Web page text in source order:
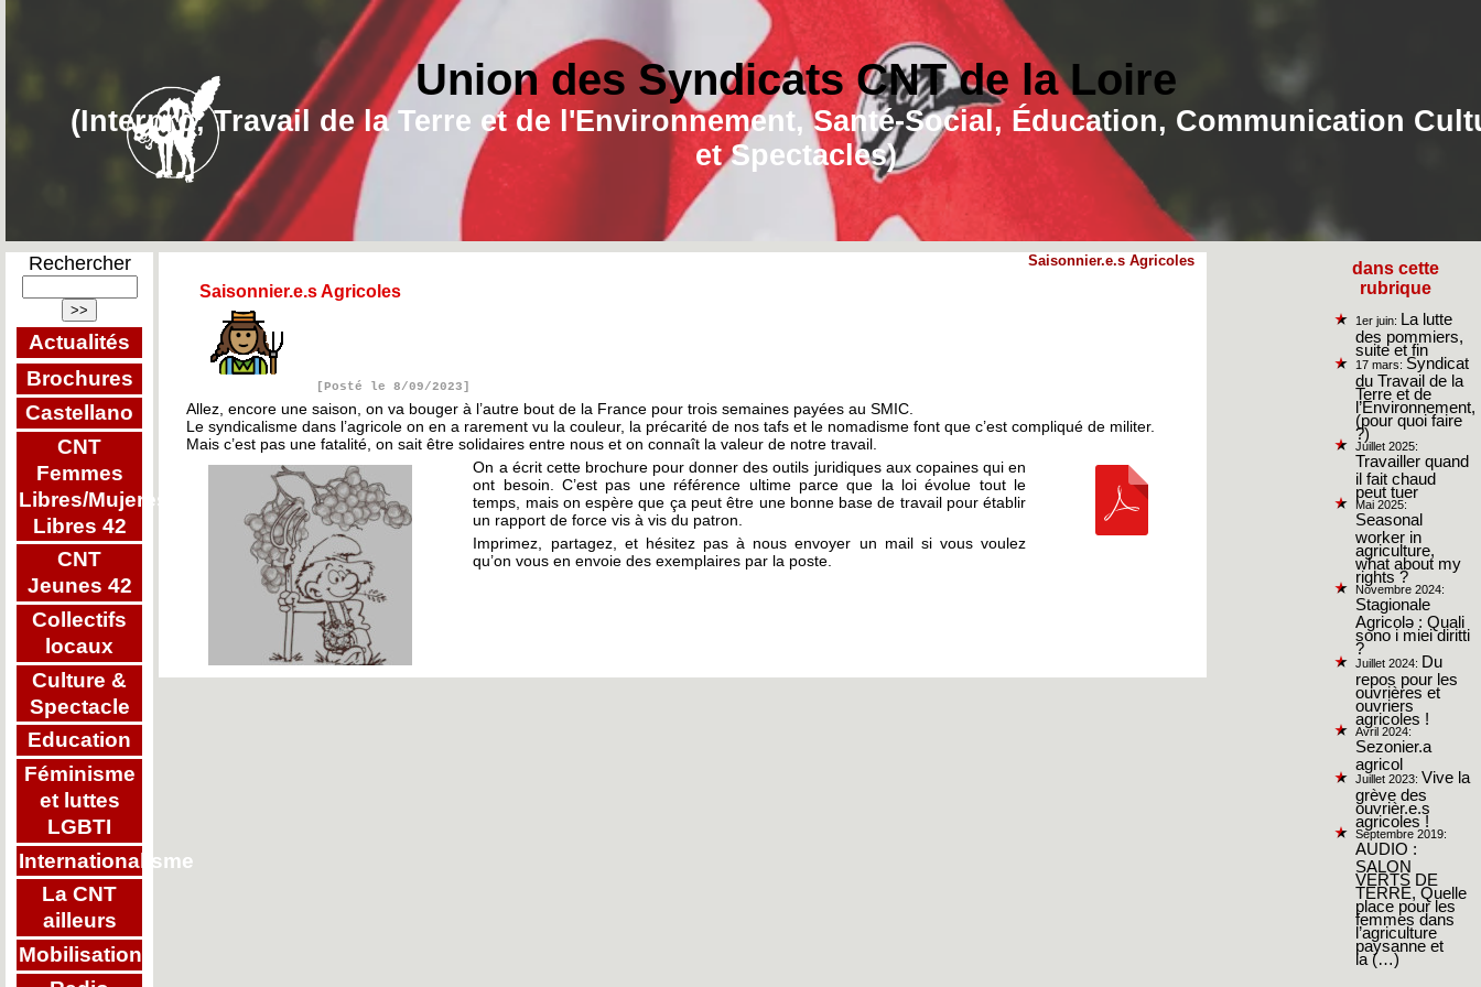
Union des Syndicats CNT de la Loire
(Interpro, Travail de la Terre et de l'Environnement, Santé-Social, Éducation, Communication
et Spectacles)
Rechercher
Actualités
Brochures
Castellano
CNT
Femmes
Libres/Mujeres
Libres 42
CNT
Jeunes 42
Collectifs
locaux
Culture &
Spectacle
Education
Féminisme
et luttes
LGBTI
Internationalisme
La CNT
ailleurs
Mobilisations
Saisonnier.e.s Agricoles
Saisonnier.e.s Agricoles
[Posté le 8/09/2023]
Allez, encore une saison, on va bouger à l’autre bout de la France pour trois semaines payées au SMIC.
Le syndicalisme dans l’agricole on en a rarement vu la couleur, la précarité de nos tafs et le nomadisme font que c’est compliqué de militer.
Mais c’est pas une fatalité, on sait être solidaires entre nous et on connaît la valeur de notre travail.
On a écrit cette brochure pour donner des outils juridiques aux copaines qui en
ont besoin. C’est pas une référence ultime parce que la loi évolue tout le
temps, mais on espère que ça peut être une bonne base de travail pour établir
un rapport de force vis à vis du patron.
Imprimez, partagez, et hésitez pas à nous envoyer un mail si vous voulez
qu’on vous en envoie des exemplaires par la poste.
dans cette
rubrique
1er juin: La lutte
des pommiers,
suite et fin
17 mars: Syndicat
du Travail de la
Terre et de
l’Environnement,
(pour quoi faire
?)
Juillet 2025:
Travailler quand
il fait chaud
peut tuer
Mai 2025:
Seasonal
worker in
agriculture,
what about my
rights ?
Novembre 2024:
Stagionale
Agricolə : Quali
sono i miei diritti
?
Juillet 2024: Du
repos pour les
ouvrières et
ouvriers
agricoles !
Avril 2024:
Sezonier.a
agricol
Juillet 2023: Vive la
grève des
ouvrièr.e.s
agricoles !
Septembre 2019:
AUDIO :
SALON
VERTS DE
TERRE, Quelle
place pour les
femmes dans
l’agriculture
paysanne et
la (…)